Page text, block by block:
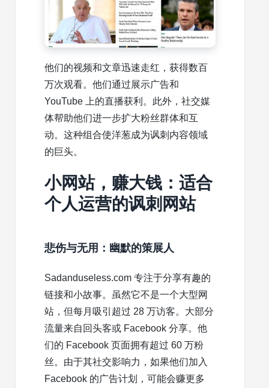
他们的视频和文章迅速走红，获得数百
万次观看。他们通过展示广告和
YouTube 上的直播获利。此外，社交媒
体帮助他们进一步扩大粉丝群体和互
动。这种组合使洋葱成为讽刺内容领域
的巨头。
小网站，赚大钱：适合
个人运营的讽刺网站
悲伤与无用：幽默的策展人
Sadanduseless.com 专注于分享有趣的
链接和小故事。虽然它不是一个大型网
站，但每月吸引超过 28 万访客。大部分
流量来自回头客或 Facebook 分享。他
们的 Facebook 页面拥有超过 60 万粉
丝。由于其社交影响力，如果他们加入
Facebook 的广告计划，可能会赚更多